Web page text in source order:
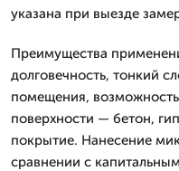
указана при выезде
Преимущества
долговечность, тонкий
помещения,
поверхности — бетон,
покрытие. Нанесение
сравнении с